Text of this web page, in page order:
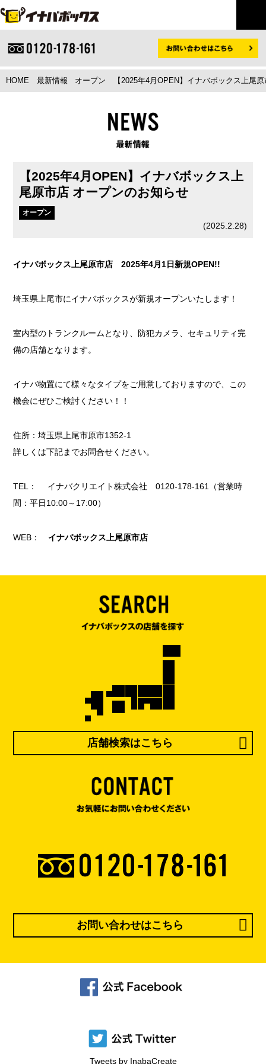
HOME 最新情報 オープン 【2025年4月OPEN】イナバボックス上尾
【2025年4月OPEN】イナバボックス上
尾原市店 オープンのお知らせ
オープン
(2025.2.28)
イナバボックス上尾原市店 2025年4月1日新規OPEN!!
埼玉県上尾市にイナバボックスが新規オープンいたします！
室内型のトランクルームとなり、防犯カメラ、セキュリティ完
備の店舗となります。
イナバ物置にて様々なタイプをご用意しておりますので、この
機会にぜひご検討ください！！
住所：埼玉県上尾市原市1352-1
詳しくは下記までお問合せください。
TEL： イナバクリエイト株式会社 0120-178-161（営業時
間：平日10:00～17:00）
WEB： イナバボックス上尾原市店
店舗検索はこちら
お問い合わせはこちら
Tweets by InabaCreate